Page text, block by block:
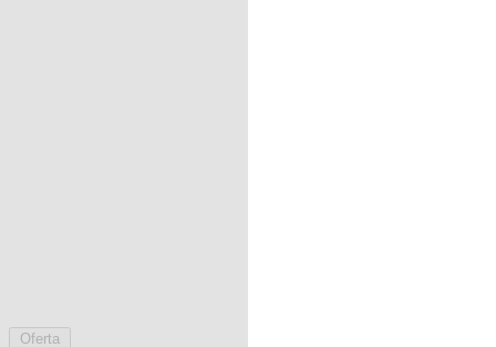
Oferta